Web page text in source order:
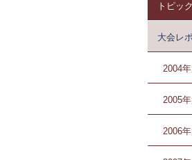
トピッ
大会レ
2004
2005
2006